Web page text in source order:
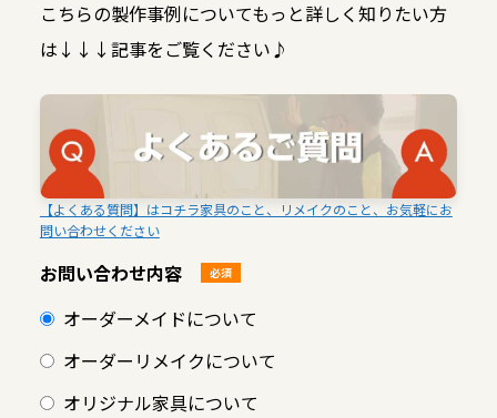
こちらの製作事例についてもっと詳しく知りたい方
は↓↓↓記事をご覧ください♪
【よくある質問】はコチラ家具のこと、リメイクのこと、お気軽にお
問い合わせください
お問い合わせ内容 必須
オーダーメイドについて
オーダーリメイクについて
オリジナル家具について